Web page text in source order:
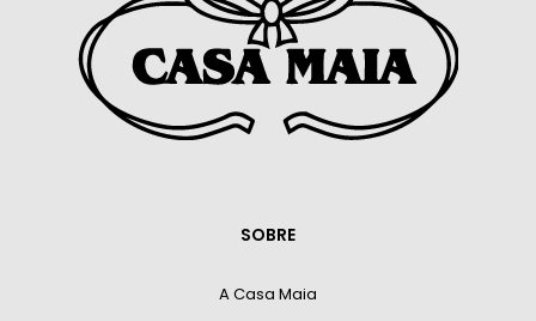
SOBRE
A Casa Maia